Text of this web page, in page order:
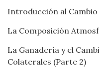
Introducción al
La Composición
La Ganadería y el
Colaterales (Parte 2)